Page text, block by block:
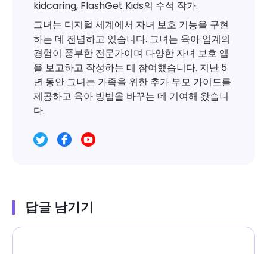
kidcaring, FlashGet Kids의 수석 작가.
그녀는 디지털 세계에서 자녀 보호 기능을 구현
하는 데 전념하고 있습니다. 그녀는 육아 업계의
경험이 풍부한 전문가이며 다양한 자녀 보호 앱
을 보고하고 작성하는 데 참여했습니다. 지난 5
년 동안 그녀는 가족을 위한 추가 부모 가이드를
제공하고 육아 방법을 바꾸는 데 기여해 왔습니
다.
답글 남기기